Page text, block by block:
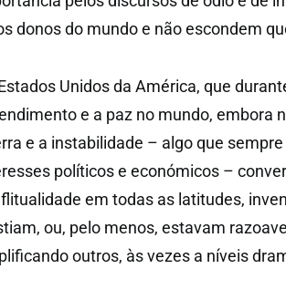
donos do mundo e não escondem
Unidos da América, que
e a paz no mundo, embora
e a instabilidade – algo que
políticos e económicos –
em todas as latitudes,
ou, pelo menos, estavam
outros, às vezes a níveis